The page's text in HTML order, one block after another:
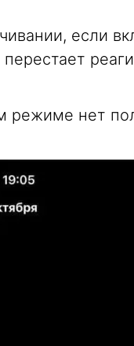
если
режиме нет